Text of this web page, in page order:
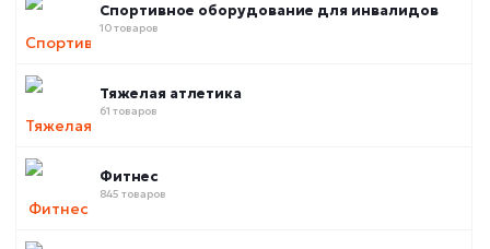
Спортивное оборудование для инвалидов
10 товаров
Тяжелая атлетика
61 товаров
Фитнес
845 товаров